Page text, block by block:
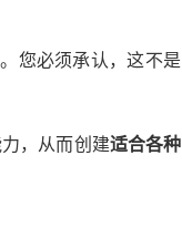
您必须承认，这不是
，从而创建适合各种